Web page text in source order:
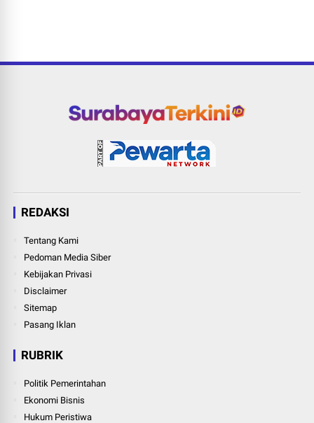
REDAKSI
Tentang Kami
Pedoman Media Siber
Kebijakan Privasi
Disclaimer
Sitemap
Pasang Iklan
RUBRIK
Politik Pemerintahan
Ekonomi Bisnis
Hukum Peristiwa